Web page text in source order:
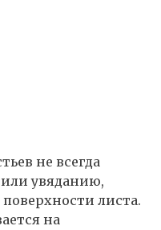
не всегда
увяданию,
листа.
на